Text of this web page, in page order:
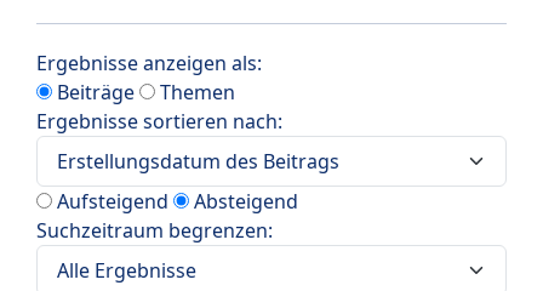
Ergebnisse anzeigen als:
Beiträge
Themen
Ergebnisse sortieren nach:
Aufsteigend
Absteigend
Suchzeitraum begrenzen: